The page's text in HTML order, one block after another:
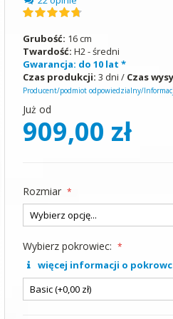
Ocena:
Grubość: 16 cm
Twardość: H2 - średni
Gwarancja: do 10 lat *
Czas produkcji: 3 dni / Czas
Producent/podmiot odpowiedzialny/
Już od
909,00 zł
Rozmiar
Wybierz pokrowiec:
więcej informacji o